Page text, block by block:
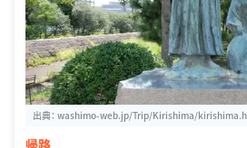
出典： washimo-web.jp/Trip/Kirishima/
帰路